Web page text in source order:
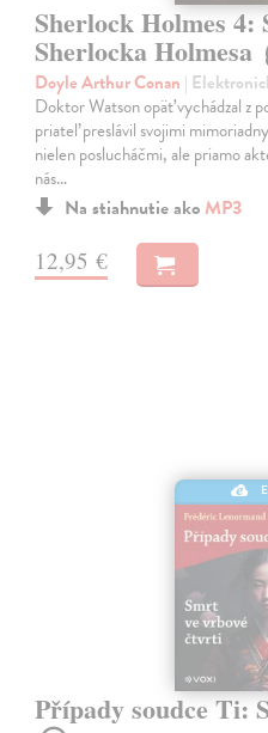
Sherlock Holmes 4:
Sherlocka Holmesa
Doyle Arthur Conan |
Doktor Watson opäť vychádzal z
priateľ preslávil svojimi
nielen poslucháčmi, ale priamo
nás…
Na stiahnutie ako MP3
12,95 €
Případy soudce Ti: